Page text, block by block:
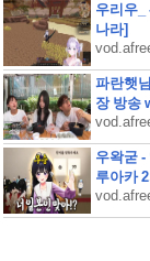
우리우_
나라]
파란햇
장 방송
우왁굳
루아카